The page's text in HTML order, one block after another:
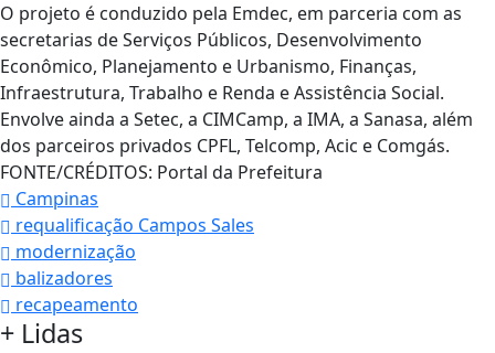
O projeto é conduzido pela Emdec, em parceria com as
secretarias de Serviços Públicos, Desenvolvimento
Econômico, Planejamento e Urbanismo, Finanças,
Infraestrutura, Trabalho e Renda e Assistência Social.
Envolve ainda a Setec, a CIMCamp, a IMA, a Sanasa, além
dos parceiros privados CPFL, Telcomp, Acic e Comgás.
FONTE/CRÉDITOS: Portal da Prefeitura
Campinas
requalificação Campos Sales
modernização
balizadores
recapeamento
+ Lidas